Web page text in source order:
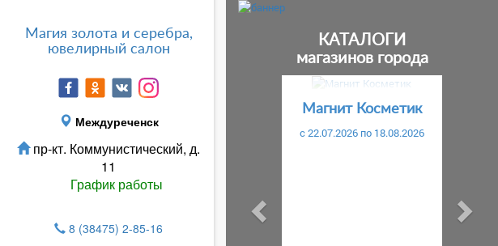
Магия золота и серебра,
ювелирный салон
Междуреченск
пр-кт. Коммунистический, д.
11
График работы
8 (38475) 2-85-16
КАТАЛОГИ
магазинов города
Магнит Косметик
c 22.07.2026 по 18.08.2026
Предыдущий